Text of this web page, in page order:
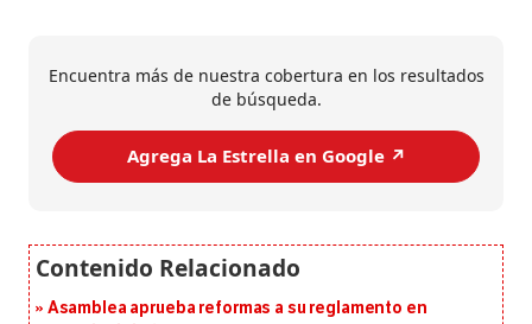
Encuentra más de nuestra cobertura en los resultados
de búsqueda.
Agrega La Estrella en Google ↗️
Asamblea aprueba reformas a su reglamento en